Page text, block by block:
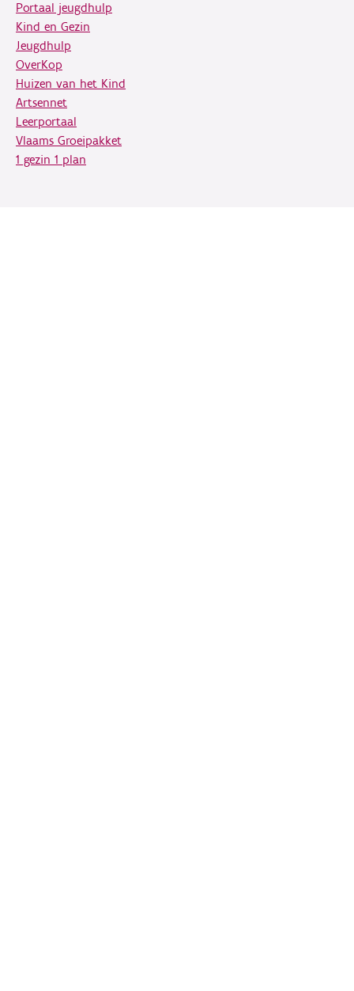
Portaal jeugdhulp
Kind en Gezin
Jeugdhulp
OverKop
Huizen van het Kind
Artsennet
Leerportaal
Vlaams Groeipakket
1 gezin 1 plan